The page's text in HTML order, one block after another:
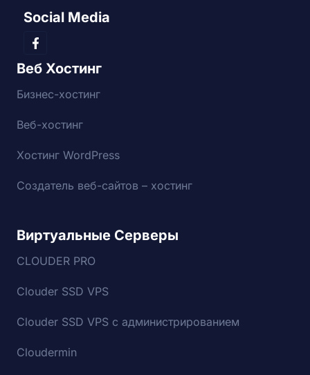
Social Media
Веб Хостинг
Бизнес-хостинг
Веб-хостинг
Хостинг WordPress
Создатель веб-сайтов – хостинг
Виртуальные Серверы
CLOUDER PRO
Clouder SSD VPS
Clouder SSD VPS с администрированием
Cloudermin